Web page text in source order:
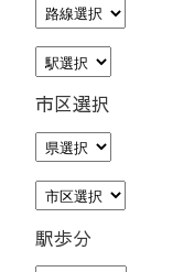
市区選択
駅歩分